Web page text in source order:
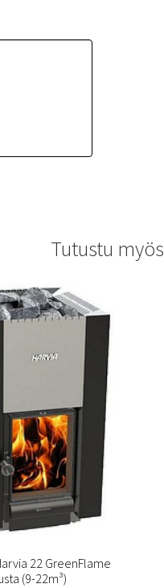
Tutustu myös
22 GreenFlame
(9-22m³)